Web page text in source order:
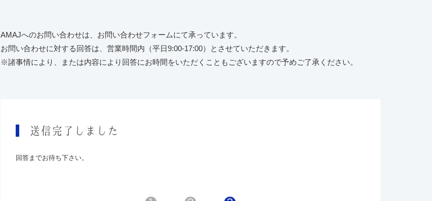
AMAJへのお問い合わせは、お問い合わせフォームにて承っています。
お問い合わせに対する回答は、営業時間内（平日9:00-17:00）とさせていただきます。
※諸事情により、または内容により回答にお時間をいただくこともございますので予めご了承ください。
送信完了しました
回答までお待ち下さい。